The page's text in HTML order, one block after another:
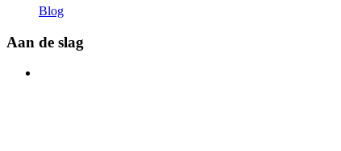
Blog
Aan de slag